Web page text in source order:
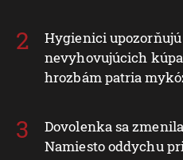
Hygienici
nevyhovujúcich
hrozbám patria
Dovolenka sa
Namiesto oddychu